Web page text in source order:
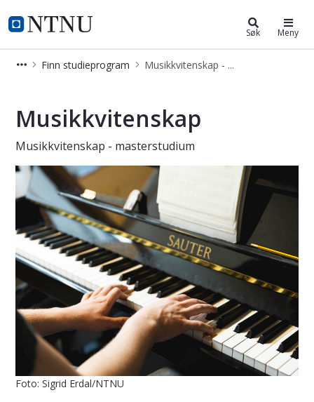
NTNU Hjemmeside
Musikkvitenskap - master Søk Meny
Finn studieprogram Musikkvitenskap - master
Musikkvitenskap
Musikkvitenskap - masterstudium
Foto: Sigrid Erdal/NTNU